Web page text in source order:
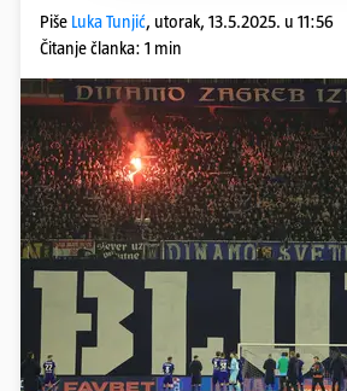
Piše Luka Tunjić, utorak, 13.5.2025. u 11:56
Čitanje članka: 1 min